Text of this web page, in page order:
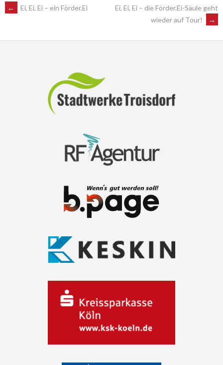
POST
NAVIGATION
← Ei, Ei, Ei – ein Förder.Ei
Ei, Ei, Ei – die Förder.Ei-Säule geht
wieder auf Tour!
→